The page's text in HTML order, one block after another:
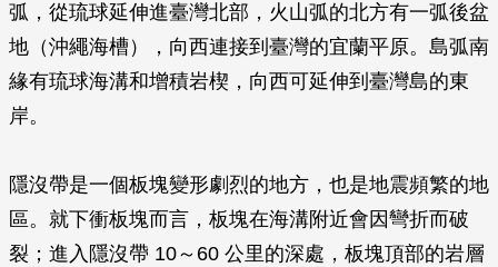
弧，從琉球延伸進臺灣北部，火山弧的北方有一弧後盆
地（沖繩海槽），向西連接到臺灣的宜蘭平原。島弧南
緣有琉球海溝和增積岩楔，向西可延伸到臺灣島的東
岸。
隱沒帶是一個板塊變形劇烈的地方，也是地震頻繁的地
區。就下衝板塊而言，板塊在海溝附近會因彎折而破
裂；進入隱沒帶 10～60 公里的深處，板塊頂部的岩層